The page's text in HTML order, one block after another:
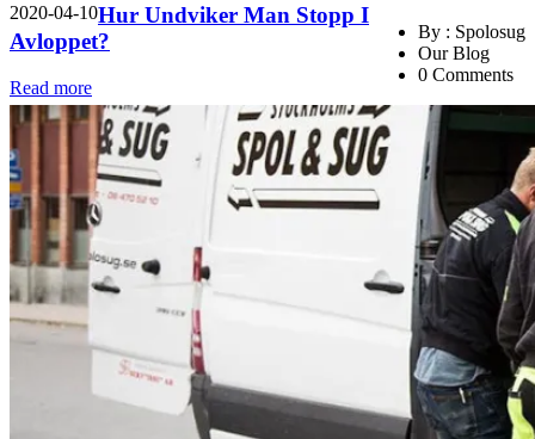
2020-04-10
By : Spolosug
Our Blog
0 Comments
Hur Undviker Man Stopp I
Avloppet?
Read more